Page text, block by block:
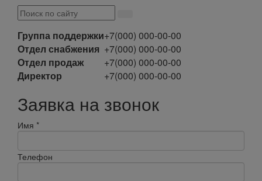
Группа поддержки+7(000) 000-00-00
Отдел снабжения +7(000) 000-00-00
Отдел продаж
+7(000) 000-00-00
Директор
+7(000) 000-00-00
Заявка на звонок
Имя *
Телефон